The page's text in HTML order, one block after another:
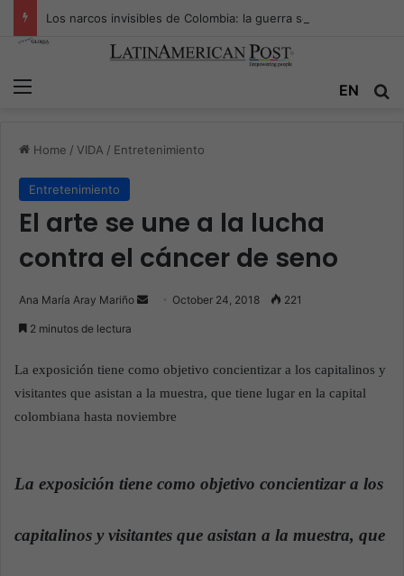
EN
Home / VIDA / Entretenimiento
Entretenimiento
El arte se une a la lucha
contra el cáncer de seno
Ana María Aray Mariño
d
a
October 24, 2018 221
2 minutos de lectura
La exposición tiene como objetivo concientizar a los capitalinos y
visitantes que asistan a la muestra, que tiene lugar en la capital
colombiana hasta noviembre
La exposición tiene como objetivo concientizar a los
capitalinos y visitantes que asistan a la muestra, que